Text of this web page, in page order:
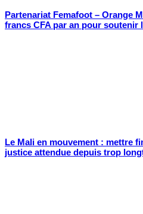
Partenariat Femafoot – Orange
francs CFA par an pour soutenir
Le Mali en mouvement : mettre
justice attendue depuis trop